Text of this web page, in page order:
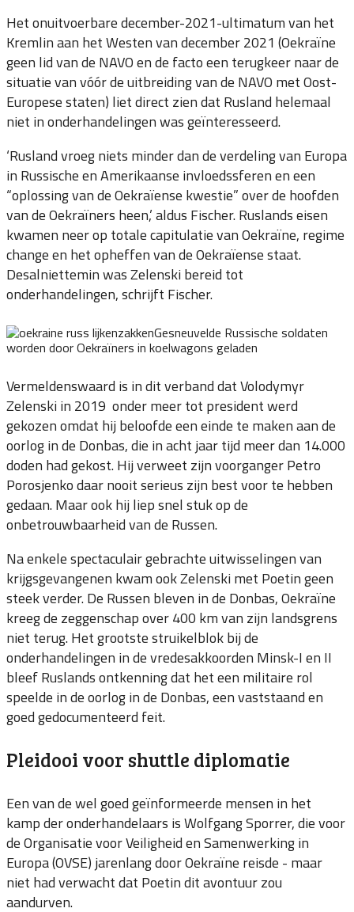
Het onuitvoerbare december-2021-ultimatum van het
Kremlin aan het Westen van december 2021 (Oekraïne
geen lid van de NAVO en de facto een terugkeer naar de
situatie van vóór de uitbreiding van de NAVO met Oost-
Europese staten) liet direct zien dat Rusland helemaal
niet in onderhandelingen was geïnteresseerd.
‘Rusland vroeg niets minder dan de verdeling van Europa
in Russische en Amerikaanse invloedssferen en een
“oplossing van de Oekraïense kwestie” over de hoofden
van de Oekraïners heen,’ aldus Fischer. Ruslands eisen
kwamen neer op totale capitulatie van Oekraïne, regime
change en het opheffen van de Oekraïense staat.
Desalniettemin was Zelenski bereid tot
onderhandelingen, schrijft Fischer.
Gesneuvelde Russische soldaten
worden door Oekraïners in koelwagons geladen
Vermeldenswaard is in dit verband dat Volodymyr
Zelenski in 2019 onder meer tot president werd
gekozen omdat hij beloofde een einde te maken aan de
oorlog in de Donbas, die in acht jaar tijd meer dan 14.000
doden had gekost. Hij verweet zijn voorganger Petro
Porosjenko daar nooit serieus zijn best voor te hebben
gedaan. Maar ook hij liep snel stuk op de
onbetrouwbaarheid van de Russen.
Na enkele spectaculair gebrachte uitwisselingen van
krijgsgevangenen kwam ook Zelenski met Poetin geen
steek verder. De Russen bleven in de Donbas, Oekraïne
kreeg de zeggenschap over 400 km van zijn landsgrens
niet terug. Het grootste struikelblok bij de
onderhandelingen in de vredesakkoorden Minsk-I en II
bleef Ruslands ontkenning dat het een militaire rol
speelde in de oorlog in de Donbas, een vaststaand en
goed gedocumenteerd feit.
Pleidooi voor shuttle diplomatie
Een van de wel goed geïnformeerde mensen in het
kamp der onderhandelaars is Wolfgang Sporrer, die voor
de Organisatie voor Veiligheid en Samenwerking in
Europa (OVSE) jarenlang door Oekraïne reisde - maar
niet had verwacht dat Poetin dit avontuur zou
aandurven.